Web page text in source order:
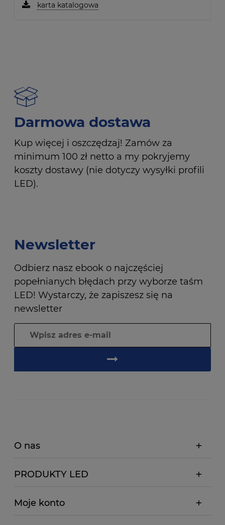
karta katalogowa
Darmowa dostawa
Kup więcej i oszczędzaj! Zamów za
minimum 100 zł netto a my pokryjemy
koszty dostawy (nie dotyczy wysyłki profili
LED).
Newsletter
Odbierz nasz ebook o najczęściej
popełnianych błędach przy wyborze taśm
LED! Wystarczy, że zapiszesz się na
newsletter
O nas
PRODUKTY LED
Moje konto